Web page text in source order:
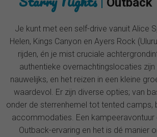
Je kunt met een self-drive vanuit Alice
Helen, Kings Canyon en Ayers Rock
rijden, én je mist cruciale
authentieke overnachtingslocaties zijn
nauwelijks, en het reizen in een kleine
waardevol. Er zijn diverse opties; van
onder de sterrenhemel tot tented camps,
accommodaties. Een
Outback-ervaring en het is dé manier